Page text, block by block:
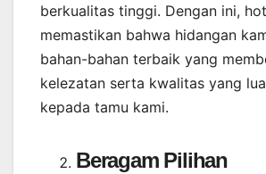
berkualitas tinggi. Dengan ini,
memastikan bahwa hidangan
bahan-bahan terbaik yang
kelezatan serta kwalitas yang
kepada tamu kami.
Beragam Pilihan